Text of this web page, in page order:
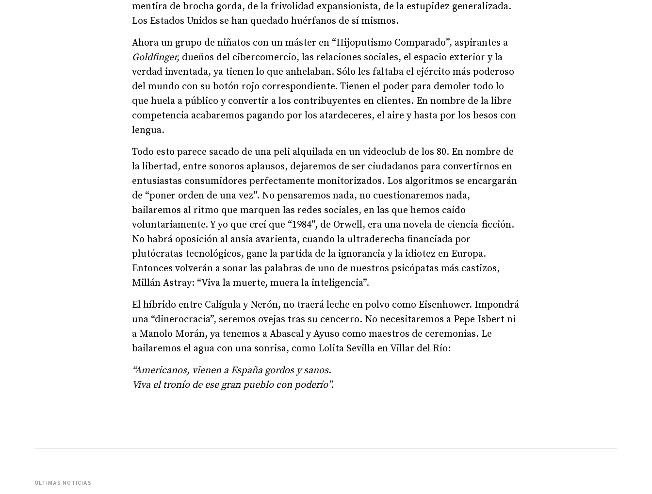
mentira de brocha gorda, de la frivolidad expansionista, de la estupidez generalizada.
Los Estados Unidos se han quedado huérfanos de sí mismos.
Ahora un grupo de niñatos con un máster en “Hijoputismo Comparado”, aspirantes a
Goldfinger, dueños del cibercomercio, las relaciones sociales, el espacio exterior y la
verdad inventada, ya tienen lo que anhelaban. Sólo les faltaba el ejército más poderoso
del mundo con su botón rojo correspondiente. Tienen el poder para demoler todo lo
que huela a público y convertir a los contribuyentes en clientes. En nombre de la libre
competencia acabaremos pagando por los atardeceres, el aire y hasta por los besos con
lengua.
Todo esto parece sacado de una peli alquilada en un videoclub de los 80. En nombre de
la libertad, entre sonoros aplausos, dejaremos de ser ciudadanos para convertirnos en
entusiastas consumidores perfectamente monitorizados. Los algoritmos se encargarán
de “poner orden de una vez”. No pensaremos nada, no cuestionaremos nada,
bailaremos al ritmo que marquen las redes sociales, en las que hemos caído
voluntariamente. Y yo que creí que “1984”, de Orwell, era una novela de ciencia-ficción.
No habrá oposición al ansia avarienta, cuando la ultraderecha financiada por
plutócratas tecnológicos, gane la partida de la ignorancia y la idiotez en Europa.
Entonces volverán a sonar las palabras de uno de nuestros psicópatas más castizos,
Millán Astray: “Viva la muerte, muera la inteligencia”.
El híbrido entre Calígula y Nerón, no traerá leche en polvo como Eisenhower. Impondrá
una “dinerocracia”, seremos ovejas tras su cencerro. No necesitaremos a Pepe Isbert ni
a Manolo Morán, ya tenemos a Abascal y Ayuso como maestros de ceremonias. Le
bailaremos el agua con una sonrisa, como Lolita Sevilla en Villar del Río:
“Americanos, vienen a España gordos y sanos.
Viva el tronío de ese gran pueblo con poderío”.
ÚLTIMAS NOTICIAS